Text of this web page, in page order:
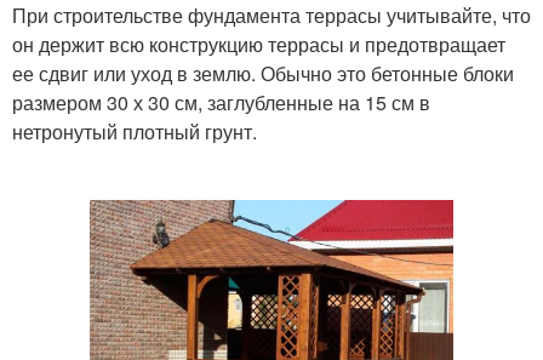
При строительстве фундамента террасы учитывайте, что
он держит всю конструкцию террасы и предотвращает
ее сдвиг или уход в землю. Обычно это бетонные блоки
размером 30 х 30 см, заглубленные на 15 см в
нетронутый плотный грунт.